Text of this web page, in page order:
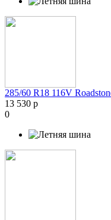
285/60 R18 116V
13 530 р
0